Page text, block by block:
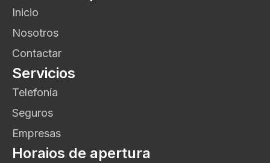
Inicio
Nosotros
Contactar
Servicios
Telefonía
Seguros
Empresas
Horaios de apertura